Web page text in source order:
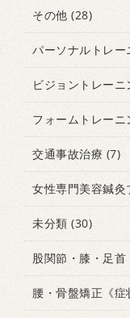
その他 (28)
パーソナルトレー
ビジョントレー
フォームトレー
交通事故治療 (7)
女性専門美容鍼灸
未分類 (30)
股関節・膝・足首
腰・骨盤矯正《症